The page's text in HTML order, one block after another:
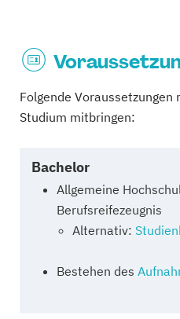
Folgende
Studium mitbringen:
Bachelor
Allgemeine
Berufsreifezeugnis
Alternativ:
Bestehen des